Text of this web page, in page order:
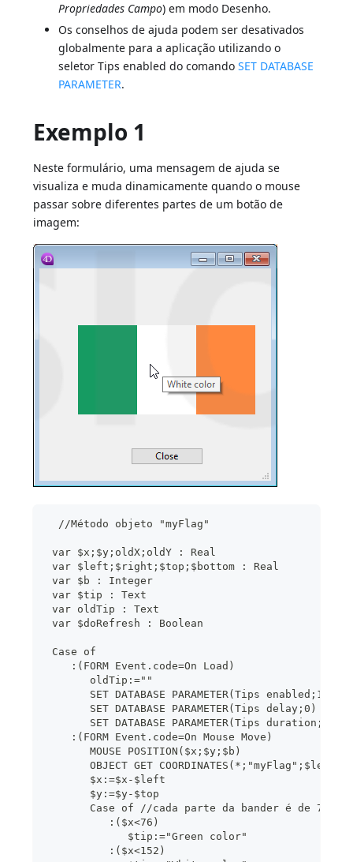
Propriedades Campo) em modo Desenho.
Os conselhos de ajuda podem ser desativados
globalmente para a aplicação utilizando o
seletor Tips enabled do comandoSET DATABASE
PARAMETER.
Exemplo 1
Neste formulário, uma mensagem de ajuda se
visualiza e muda dinamicamente quando o mouse
passar sobre diferentes partes de um botão de
imagem:
//Método objeto "myFlag"
var $x;$y;oldX;oldY : Real
var $left;$right;$top;$bottom : Real
var $b : Integer
var $tip : Text
var oldTip : Text
var $doRefresh : Boolean
Case of
:(FORM Event.code=On Load)
oldTip:=""
SET DATABASE PARAMETER(Tips enabled;1)
SET DATABASE PARAMETER(Tips delay;0) //
SET DATABASE PARAMETER(Tips
:(FORM Event.code=On Mouse Move)
MOUSE POSITION($x;$y;$b)
OBJECT GET
$x:=$x-$left
$y:=$y-$top
Case of //cada parte da bander é de 76
:($x<76)
$tip:="Green color"
:($x<152)